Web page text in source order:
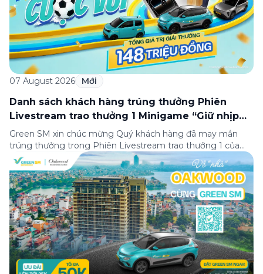
07 August 2026 Mới
Danh sách khách hàng trúng thưởng Phiên
Livestream trao thưởng 1 Minigame “Giữ nhịp
cuộc vui”
Green SM xin chúc mừng Quý khách hàng đã may mắn
trúng thưởng trong Phiên Livestream trao thưởng 1 của
Minigame “Giữ nhịp cuộc vui”, được phát sóng trực tiếp
trên Fanpage và TikTok Green SM từ 20:00 – 21:00 ngày
04/08/2026. Phiên livestream đã diễn ra công khai với sự
theo dõi của đông […]